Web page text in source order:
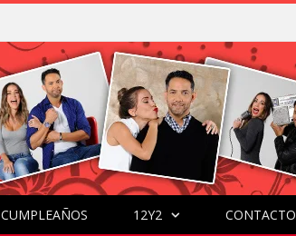
CUMPLEAÑOS 12Y2 CONTACTO